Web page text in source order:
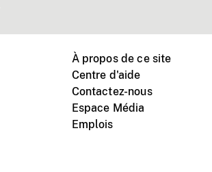
À propos de ce site
Centre d'aide
Contactez-nous
Espace Média
Emplois